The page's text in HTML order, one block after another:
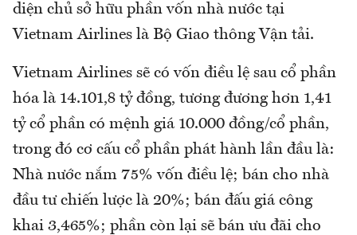
diện chủ sở hữu phần vốn nhà nước tại
Vietnam Airlines là Bộ Giao thông Vận tải.
Vietnam Airlines sẽ có vốn điều lệ sau cổ phần
hóa là 14.101,8 tỷ đồng, tương đương hơn 1,41
tỷ cổ phần có mệnh giá 10.000 đồng/cổ phần,
trong đó cơ cấu cổ phần phát hành lần đầu là:
Nhà nước nắm 75% vốn điều lệ; bán cho nhà
đầu tư chiến lược là 20%; bán đấu giá công
khai 3,465%; phần còn lại sẽ bán ưu đãi cho